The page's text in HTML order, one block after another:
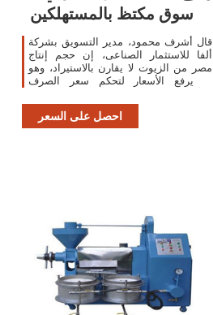
سوق مكتظ بالمستهلكين
قال أشرف محمود، مدير التسويق بشركة
ألفا للاستثمار الصناعى، إن حجم إنتاج
مصر من الزيوت لا يقارن بالاستيراد، وهو
ما يرفع الأسعار لتحكم سعر الصرف
وتستهلك
احصل على السعر